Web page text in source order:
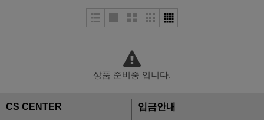
상품 준비중 입니다.
CS CENTER
입금안내